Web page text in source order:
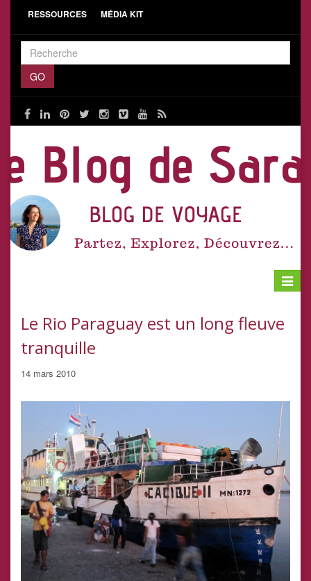
RESSOURCES MÉDIA KIT
Toggle
Le Rio Paraguay est un long fleuve
tranquille
14 mars 2010